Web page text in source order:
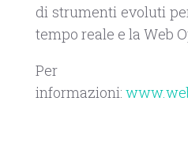
di strumenti evoluti
tempo reale e la Web
Per
informazioni: